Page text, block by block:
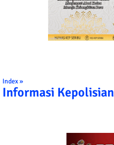
Index »
Informasi Kepolisian